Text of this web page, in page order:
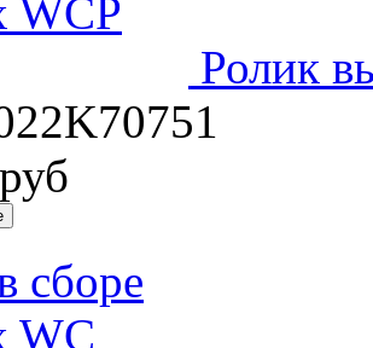
Ролик
руб